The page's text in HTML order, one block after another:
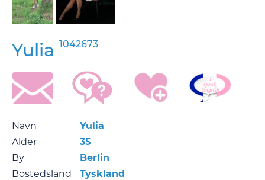
Yulia 1042673
Navn
Yulia
Alder
35
By
Berlin
Bostedsland
Tyskland